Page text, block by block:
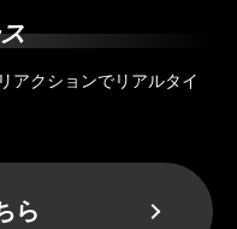
アクションでリアルタイ
ら